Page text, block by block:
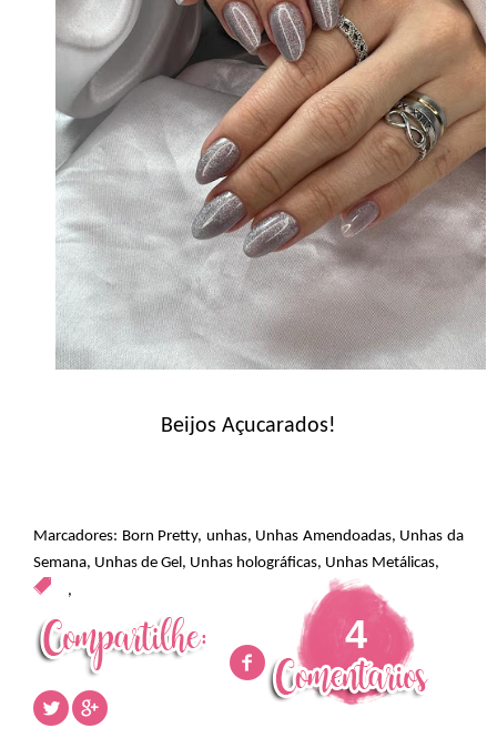
Beijos Açucarados!
Marcadores: Born Pretty, unhas, Unhas Amendoadas, Unhas da
Semana, Unhas de Gel , Unhas holográficas, Unhas Metálicas,
,
4